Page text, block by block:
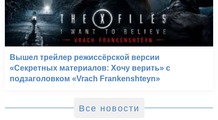
Вышел трейлер режиссёрской версии
«Секретных материалов: Хочу верить» с
подзаголовком «Vrach Frankenshteyn»
Все новости